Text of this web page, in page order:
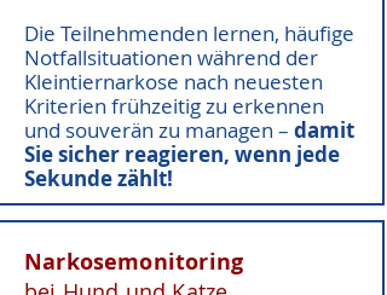
Die Teilnehmenden lernen, häufige
Notfallsituationen während der
Kleintiernarkose nach neuesten
Kriterien frühzeitig zu erkennen
und souverän zu managen – damit
Sie sicher reagieren, wenn jede
Sekunde zählt!
Narkosemonitoring